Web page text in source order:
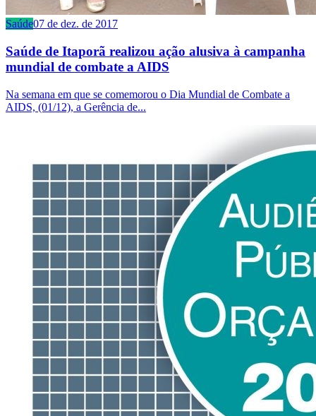
Saúde07 de dez. de 2017
Saúde de Itaporã realizou ação alusiva à campanha
mundial de combate a AIDS
Na semana em que se comemorou o Dia Mundial de Combate a
AIDS, (01/12), a Gerência de...